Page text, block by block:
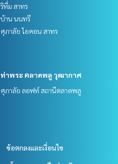
ริทึ่ม สาทร
บ้าน นนทรี
ศุภาลัย ไอคอน สาทร
ท่าพระ ตลาดพลู วุฒากาศ
ศุภาลัย ลอฟท์ สถานีตลาดพลู
ข้อตกลงและเงื่อนไข